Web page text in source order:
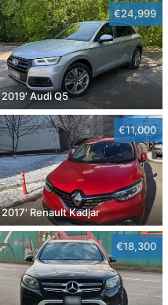
€24,999
2019' Audi Q5
€11,000
2017' Renault Kadjar
€18,300